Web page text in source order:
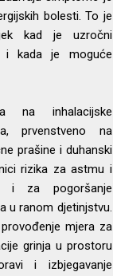
bolesti. To je
kad je uzročni
i kada je moguće
na inhalacijske
prvenstveno na
prašine i duhanski
rizika za astmu i
i za pogoršanje
u ranom djetinjstvu.
mjera za
grinja u prostoru
i izbjegavanje